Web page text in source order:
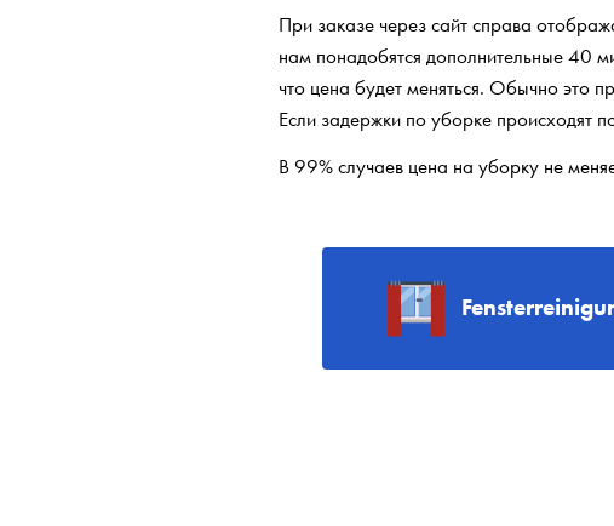
При заказе через сайт справа
нам понадобятся дополнительные 40
что цена будет меняться. Обычно это
Если задержки по уборке происходят
В 99% случаев цена на уборку не